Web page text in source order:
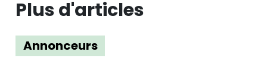
Plus d'articles
Annonceurs